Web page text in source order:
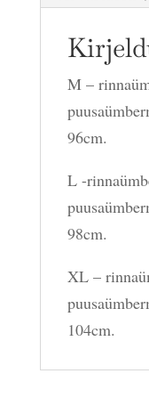
M –
96cm.
L -
98cm.
XL –
104cm.